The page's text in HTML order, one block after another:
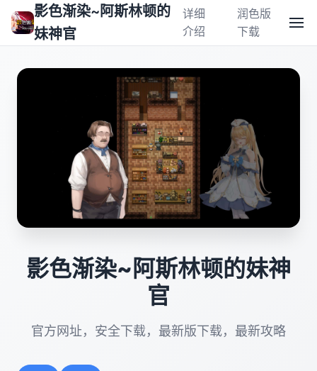
影色渐染~阿斯林顿的
妹神官
详细
介绍
润色版
下载
影色渐染~阿斯林顿的妹神
官
官方网址，安全下载，最新版下载，最新攻略